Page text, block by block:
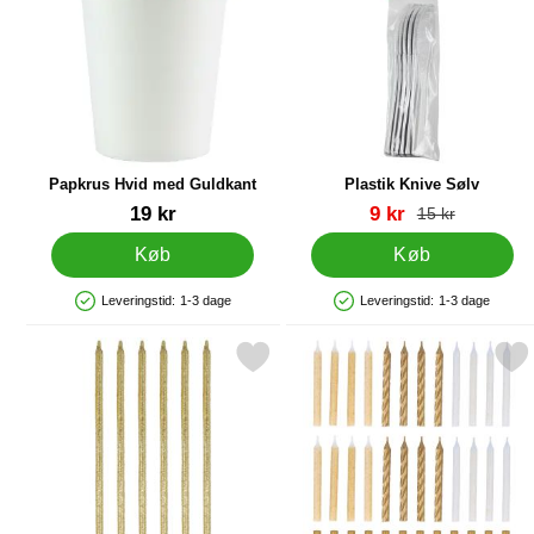
Papkrus Hvid med Guldkant
19 kr
Køb
Produkttilgængelighed: På lager
Leveringstid: 1-3 dage
Plastik Knive Sølv
Varenr 36900pris
9 kr pris
15 kr
Køb
Produkttilgængelighed: På lager
Leveringstid: 1-3 dage
Markér lange Glitrende Kagelys Guld som favorit
Markér kagelys Spiral